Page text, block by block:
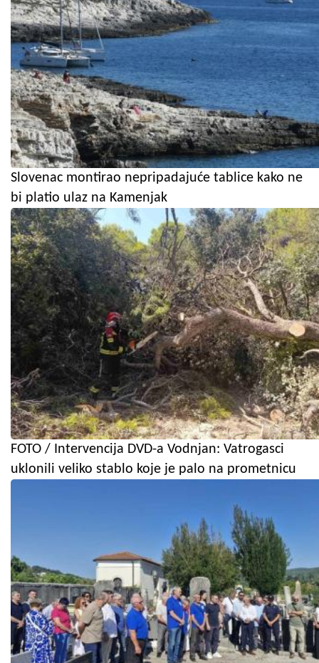
Slovenac montirao nepripadajuće tablice kako ne
bi platio ulaz na Kamenjak
FOTO / Intervencija DVD-a Vodnjan: Vatrogasci
uklonili veliko stablo koje je palo na prometnicu